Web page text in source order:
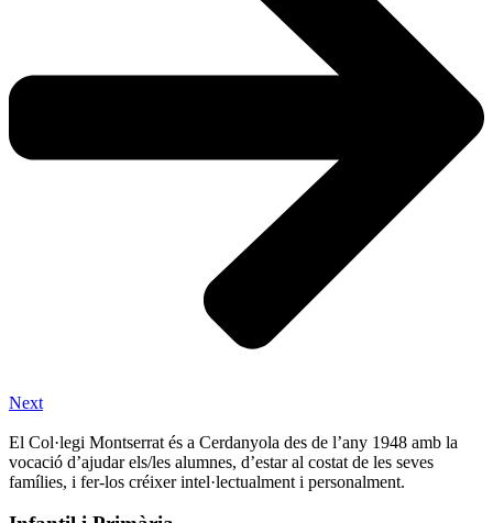
Next
El Col·legi Montserrat és a Cerdanyola des de l’any 1948 amb la
vocació d’ajudar els/les alumnes, d’estar al costat de les seves
famílies, i fer-los créixer intel·lectualment i personalment.